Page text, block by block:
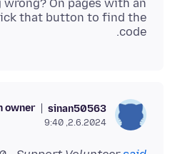
On pages with an
that button to find the
code.
sinan50563
owner
2.6.2024, 9:40